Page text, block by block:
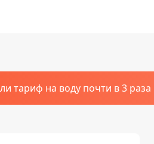
тариф на воду почти в 3 раза